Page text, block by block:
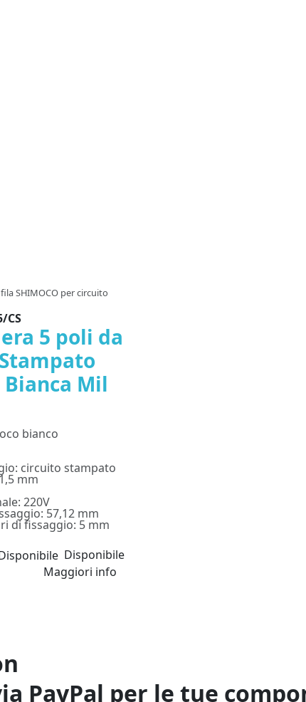
SHIMOCO per circuito
CS
5 poli da
Mil
bianco
circuito stampato
mm
220V
57,12 mm
di fissaggio: 5 mm
Disponibile
Maggiori info